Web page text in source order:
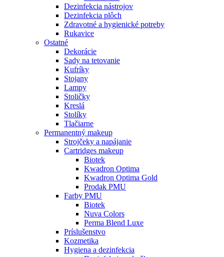
Dezinfekcia nástrojov
Dezinfekcia plôch
Zdravotné a hygienické potreby
Rukavice
Ostatné
Dekorácie
Sady na tetovanie
Kufríky
Stojany
Lampy
Stoličky
Kreslá
Stolíky
Tlačiarne
Permanentný makeup
Strojčeky a napájanie
Cartridges makeup
Biotek
Kwadron Optima
Kwadron Optima Gold
Prodak PMU
Farby PMU
Biotek
Nuva Colors
Perma Blend Luxe
Príslušenstvo
Kozmetika
Hygiena a dezinfekcia